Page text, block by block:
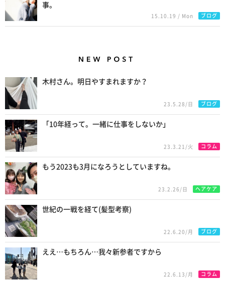
事。
15.10.19 / Mon ブログ
木村さん。明日やすまれますか？
23.5.28/日 ブログ
「10年経って。一緒に仕事をしないか」
23.3.21/火 コラム
もう2023も3月になろうとしていますね。
23.2.26/日 ヘアケア
世紀の一戦を経て(髪型考察)
22.6.20/月 ブログ
ええ…もちろん…我々新参者ですから
22.6.13/月 コラム